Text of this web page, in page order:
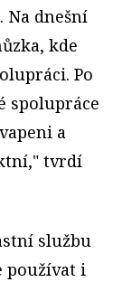
Na dnešní
kde
Po
spolupráce
a
tvrdí
službu
používat i